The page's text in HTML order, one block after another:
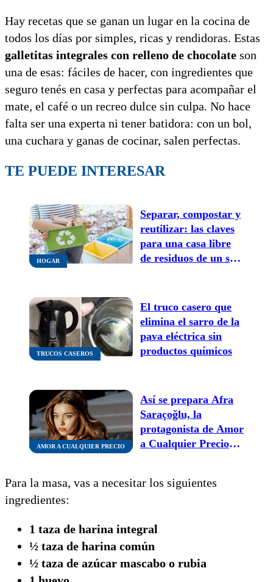
Hay recetas que se ganan un lugar en la cocina de
todos los días por simples, ricas y rendidoras. Estas
galletitas integrales con relleno de chocolate son
una de esas: fáciles de hacer, con ingredientes que
seguro tenés en casa y perfectas para acompañar el
mate, el café o un recreo dulce sin culpa. No hace
falta ser una experta ni tener batidora: con un bol,
una cuchara y ganas de cocinar, salen perfectas.
TE PUEDE INTERESAR
HOGAR
Separar, compostar y
reutilizar: las claves
para una casa libre
de residuos de un solo
TRUCOS CASEROS
El truco casero que
elimina el sarro de la
pava eléctrica sin
productos químicos
AMOR A CUALQUIER PRECIO
Así se prepara Afra
Saraçoğlu, la
protagonista de Amor
a Cualquier Precio
Para la masa, vas a necesitar los siguientes
ingredientes:
1 taza de harina integral
½ taza de harina común
½ taza de azúcar mascabo o rubia